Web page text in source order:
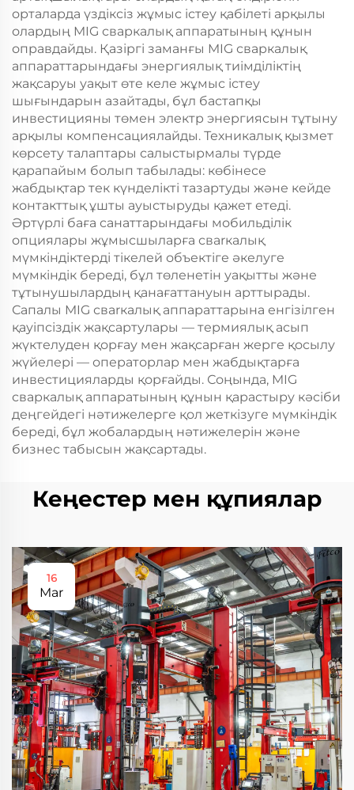
орталарда үздіксіз жұмыс істеу қабілеті арқылы
олардың MIG сваркалық аппаратының құнын
оправдайды. Қазіргі заманғы MIG сваркалық
аппараттарындағы энергиялық тиімділіктің
жақсаруы уақыт өте келе жұмыс істеу
шығындарын азайтады, бұл бастапқы
инвестицияны төмен электр энергиясын тұтыну
арқылы компенсациялайды. Техникалық қызмет
көрсету талаптары салыстырмалы түрде
қарапайым болып табылады: көбінесе
жабдықтар тек күнделікті тазартуды және кейде
контакттық ұшты ауыстыруды қажет етеді.
Әртүрлі баға санаттарындағы мобильділік
опциялары жұмысшыларға свarкалық
мүмкіндіктерді тікелей объектіге әкелуге
мүмкіндік береді, бұл төленетін уақытты және
тұтынушылардың қанағаттануын арттырады.
Сапалы MIG свarкалық аппараттарына енгізілген
қауіпсіздік жақсартулары — термиялық асып
жүктелуден қорғау мен жақсарған жерге қосылу
жүйелері — операторлар мен жабдықтарға
инвестицияларды қорғайды. Соңында, MIG
сваркалық аппаратының құнын қарастыру кәсіби
деңгейдегі нәтижелерге қол жеткізуге мүмкіндік
береді, бұл жобалардың нәтижелерін және
бизнес табысын жақсартады.
Кеңестер мен құпиялар
16
Mar